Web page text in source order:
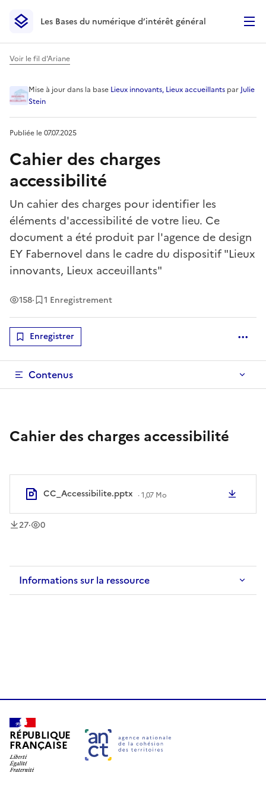
Les Bases du numérique d’intérêt général- Retour à la
Les Bases du numérique d’intérêt général
Voir le fil d'Ariane
Cahier des charges
Mise à jourdans la base Lieux innovants, Lieux accueillants parJulie
Stein
Publiée le07.07.2025
Cahier des charges
accessibilité
Un cahier des charges pour identifier les
éléments d'accessibilité de votre lieu. Ce
document a été produit par l'agence de design
EY Fabernovel dans le cadre du dispositif "Lieux
innovants, Lieux acceuillants"
158Vues
· 1 Enregistrement
Enregistrer
Contenus
Cahier des charges accessibilité
CC_Accessibilite.pptx ·1,07 Mo
27
téléchargement
· 0
vues
Informations sur la ressource
RÉPUBLIQUE
FRANÇAISE